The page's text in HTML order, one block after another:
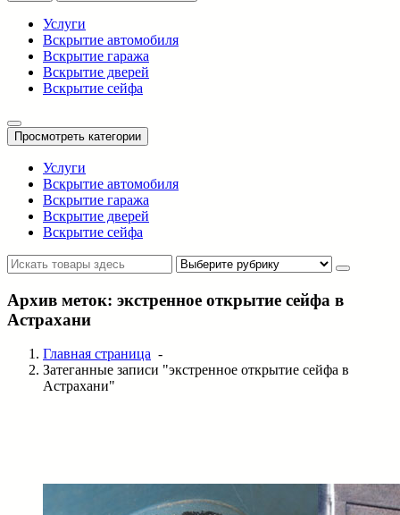
Услуги
Вскрытие автомобиля
Вскрытие гаража
Вскрытие дверей
Вскрытие сейфа
Просмотреть категории
Услуги
Вскрытие автомобиля
Вскрытие гаража
Вскрытие дверей
Вскрытие сейфа
Архив меток: экстренное открытие сейфа в
Астрахани
Главная страница -
Затеганные записи "экстренное открытие сейфа в
Астрахани"